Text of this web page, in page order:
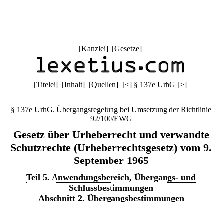
[Kanzlei] [Gesetze]
[Titelei] [Inhalt] [Quellen] [<] § 137e UrhG [>]
§ 137e UrhG. Übergangsregelung bei Umsetzung der Richtlinie
92/100/EWG
Gesetz über Urheberrecht und verwandte
Schutzrechte (Urheberrechtsgesetz) vom 9.
September 1965
Teil 5. Anwendungsbereich, Übergangs- und
Schlussbestimmungen
Abschnitt 2. Übergangsbestimmungen